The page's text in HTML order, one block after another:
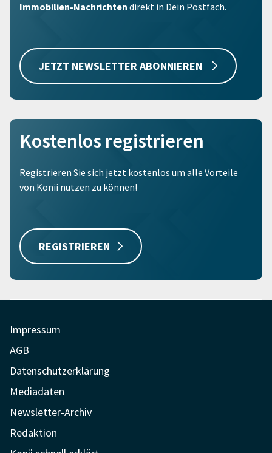
Immobilien-Nachrichten direkt in Dein Postfach.
JETZT NEWSLETTER ABONNIEREN
Kostenlos registrieren
Registrieren Sie sich jetzt kostenlos um alle Vorteile
von Konii nutzen zu können!
REGISTRIEREN
Impressum
AGB
Datenschutzerklärung
Mediadaten
Newsletter-Archiv
Redaktion